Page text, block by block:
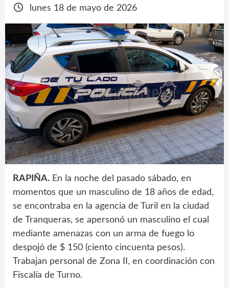
lunes 18 de mayo de 2026
RAPIÑA. En la noche del pasado sábado, en
momentos que un masculino de 18 años de edad,
se encontraba en la agencia de Turil en la ciudad
de Tranqueras, se apersonó un masculino el cual
mediante amenazas con un arma de fuego lo
despojó de $ 150 (ciento cincuenta pesos).
Trabajan personal de Zona II, en coordinación con
Fiscalía de Turno.